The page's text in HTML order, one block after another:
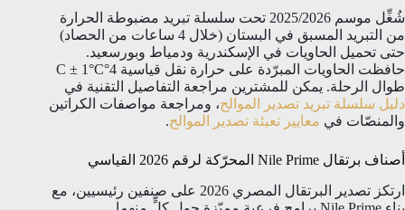
شُغِّل موسم 2025/2026 تحت سلسلة تبريد مضبوطة الحرارة
من التبريد المسبق في البستان (خلال 4 ساعات من الحصاد)
حتى تحميل الحاويات في الإسكندرية ودمياط وبورسعيد.
حافظت الحاويات المبرّدة على حرارة نقل قياسية 4°C ± 1°C
طوال الرحلة. يمكن للمشترين مراجعة التفاصيل التقنية في
دليل سلسلة تبريد تصدير الموالح، ومراجعة مواصفات الكراتين
والمنصّات في معايير تعبئة تصدير الموالح.
أصناف برتقال Nile Prime المحرّكة لرقم 2026 القياسي
ارتكز تصدير البرتقال المصري 2026 على صنفين رئيسيين، مع